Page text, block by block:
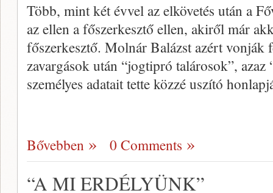
Több, mint két évvel az elkövetés után a
az ellen a főszerkesztő ellen, akiről már
főszerkesztő. Molnár Balázst azért vonják
zavargások után “jogtipró talárosok”, azaz
személyes adatait tette közzé uszító
Bővebben 0 Comments
“A MI ERDÉLYÜNK”